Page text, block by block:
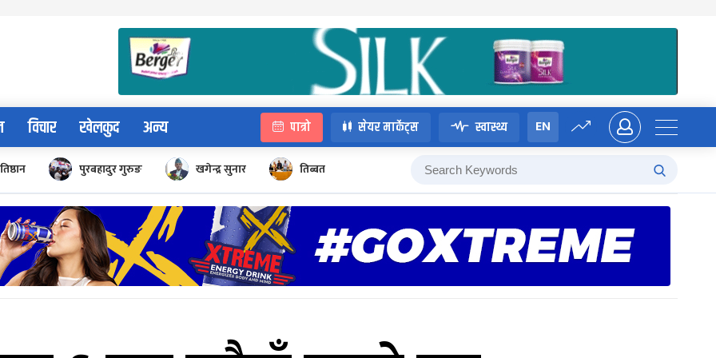
विचार खेलकुद अन्य पात्रो सेयर मार्केट्स स्वास्थ्य EN
पुरबहादुर गुरुङ खगेन्द्र सुनार तिब्बत